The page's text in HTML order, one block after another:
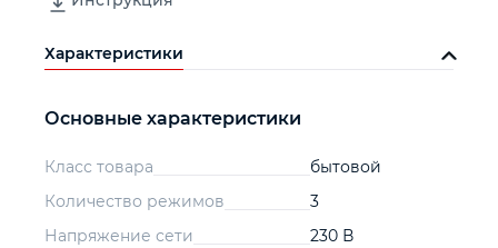
Характеристики
Основные характеристики
Класс товара
бытовой
Количество режимов
3
Напряжение сети
230 В